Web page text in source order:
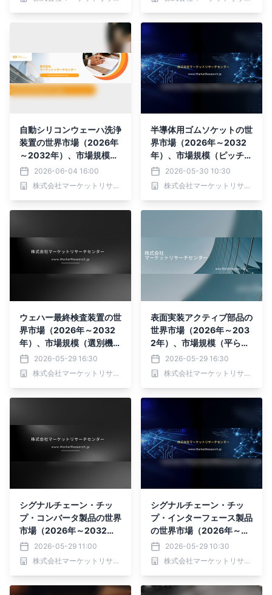
ースハンドラー）・分析レ
自動シリコンウェーハ洗浄
装置の世界市場（2026年
～2032年）、市場規模
（モノリシック洗浄装置、
タンク洗浄装置）・分析レ
ポートを発表
2026-06-04 16:00
株式会社マーケットリサーチセンター
半導体用ゴムソケットの世
界市場（2026年～2032
年）、市場規模（ピッチ：
≤0.3P、ピッチ：0.3-0.8
P、ピッチ：≥0.8P）・分
析レポートを発表
2026-05-30 10:30
株式会社マーケットリサーチセンター
ウェハー最終検査装置の世
界市場（2026年～2032
年）、市場規模（選別機、
試験機、プローブステーシ
ョン、その他）・分析レポ
ートを発表
2026-05-29 16:30
株式会社マーケットリサーチセンター
表面実装アクティブ部品の
世界市場（2026年～203
2年）、市場規模（平らな
パッケージ、円筒形のパッ
ケージ、特殊形状のパッケ
ージ）・分析レポートを発
2026-05-29 16:30
株式会社マーケットリサーチセンター
シグナルチェーン・チッ
プ・コンバータ製品の世界
市場（2026年～2032
年）、市場規模（アナロ
グ-デジタル変換器、デジ
タル-アナログ変換器、そ
2026-05-29 11:00
株式会社マーケットリサーチセンター
シグナルチェーン・チッ
プ・インターフェース製品
の世界市場（2026年～20
32年）、市場規模（回路
保護、アイソレータ、レベ
ルシフタ、その他）・分析
2026-05-29 10:30
株式会社マーケットリサーチセンター